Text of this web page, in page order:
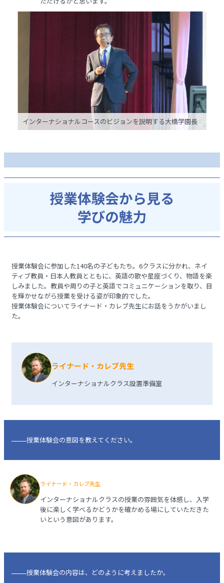
インターナショナルコースのビジョンを説明する大橋学園長
授業体験会に参加した140名の子どもたち。6クラスに分かれ、ネイ
ティブ教員・日本人教員とともに、英語の歌や星座づくり、物語を楽
しみました。教員や周りの子と英語でコミュニケーションを取り、目
を輝かせながら授業を受ける姿が印象的でした。
授業体験会についてライナード・カレブ先生にお話をうかがいまし
た。
ライナード・カレブ先生
インターナショナルクラス設置準備室
授業体験会の意図を教えてください。
ライナード・カレブ先生
インターナショナルクラスの授業の雰囲気を体感し、入学
後に楽しく学べるかどうかを確かめる場にしていただきた
いという意図があります。
授業体験会の内容は、どのように考えましたか。